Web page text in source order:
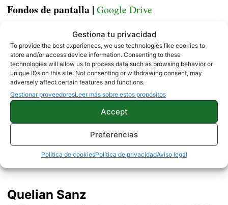
Gestiona tu privacidad
To provide the best experiences, we use technologies like cookies to
store and/or access device information. Consenting to these
technologies will allow us to process data such as browsing behavior or
unique IDs on this site. Not consenting or withdrawing consent, may
adversely affect certain features and functions.
Gestionar proveedoresLeer más sobre estos propósitos
Accept
Preferencias
Política de cookiesPolítica de privacidadAviso legal
Fondos de pantalla | Google Drive
APPS
Sobre este autor
Quelian Sanz